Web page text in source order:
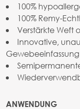
100%
100% Remy-
Verstärkte Weft
Innovative,
Gewebeeinfassung
ANWENDUNG